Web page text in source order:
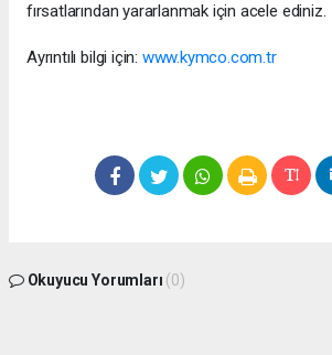
fırsatlarından yararlanmak için acele ediniz.
Ayrıntılı bilgi için: www.kymco.com.tr
Okuyucu Yorumları (0)